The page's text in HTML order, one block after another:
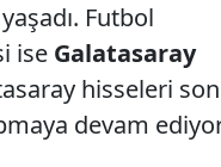
Futbol
ise Galatasaray
hisseleri son
devam